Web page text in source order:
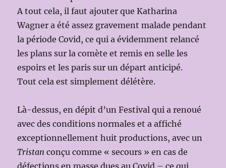
A tout cela, il faut ajouter que Katharina
Wagner a été assez gravement malade pendant
la période Covid, ce qui a évidemment relancé
les plans sur la comète et remis en selle les
espoirs et les paris sur un départ anticipé.
Tout cela est simplement délétère.
Là-dessus, en dépit d’un Festival qui a renoué
avec des conditions normales et a affiché
exceptionnellement huit productions, avec un
Tristan conçu comme « secours » en cas de